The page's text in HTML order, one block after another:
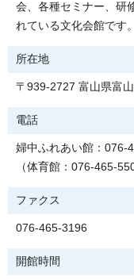
会、各種セミナー、研
れている文化会館です。
所在地
〒939-2727 富山県富
電話
婦中ふれあい館：076-
（体育館：076-465-
ファクス
076-465-3196
開館時間